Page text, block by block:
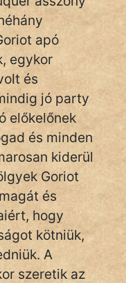
apó
egykor
és
jó party
előkelőnek
és minden
kiderül
Goriot
és
hogy
kötniük,
A
szeretik az